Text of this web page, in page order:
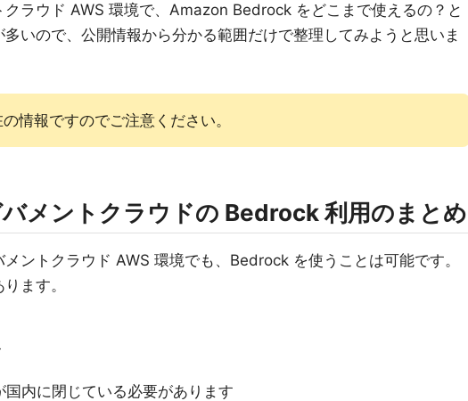
ラウド AWS 環境で、Amazon Bedrock をどこまで使えるの？と
いので、公開情報から分かる範囲だけで整理してみようと思いま
情報ですのでご注意ください。
メントクラウドの Bedrock 利用のまとめ
ントクラウド AWS 環境でも、Bedrock を使うことは可能です。
ます。
内に閉じている必要があります